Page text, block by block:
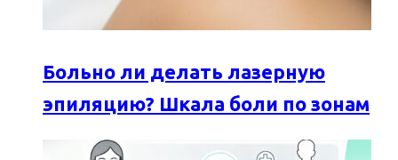
Больно ли делать лазерную
эпиляцию? Шкала боли по зонам